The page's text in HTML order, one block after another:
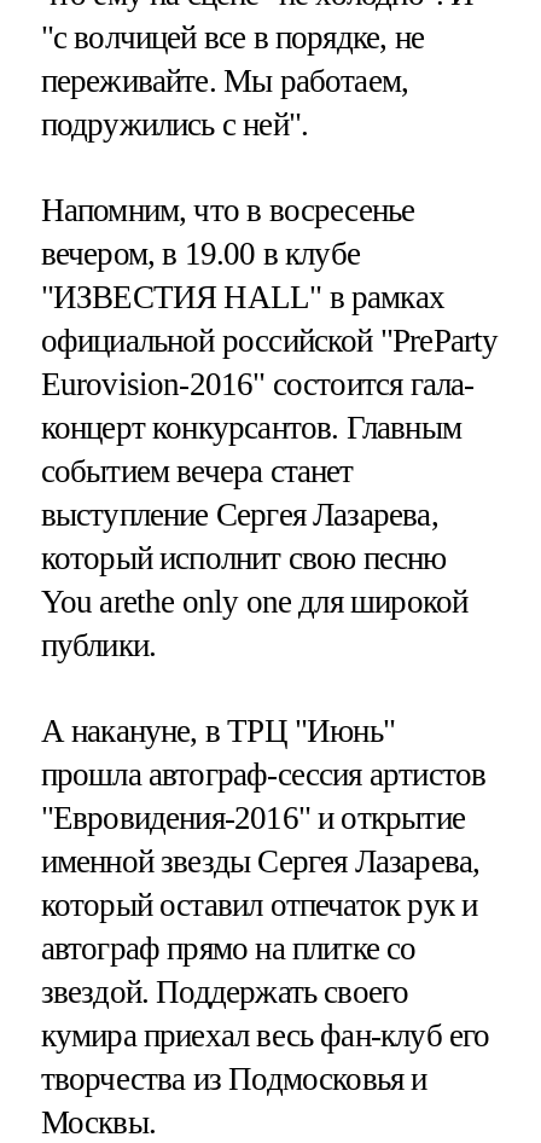
"с волчицей все в порядке, не
переживайте. Мы работаем,
подружились с ней".
Напомним, что в восресенье
вечером, в 19.00 в клубе
"ИЗВЕСТИЯ HALL" в рамках
официальной российской "PreParty
Eurovision-2016" состоится гала-
концерт конкурсантов. Главным
событием вечера станет
выступление Сергея Лазарева,
который исполнит свою песню
You arethe only one для широкой
публики.
А накануне, в ТРЦ "Июнь"
прошла автограф-сессия артистов
"Евровидения-2016" и открытие
именной звезды Сергея Лазарева,
который оставил отпечаток рук и
автограф прямо на плитке со
звездой. Поддержать своего
кумира приехал весь фан-клуб его
творчества из Подмосковья и
Москвы.